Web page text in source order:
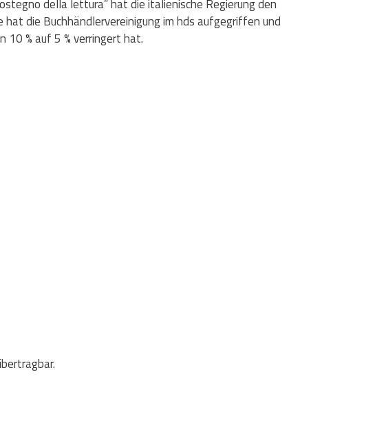
della lettura” hat die italienische Regierung den
die Buchhändlervereinigung im hds aufgegriffen und
% auf 5 % verringert hat.